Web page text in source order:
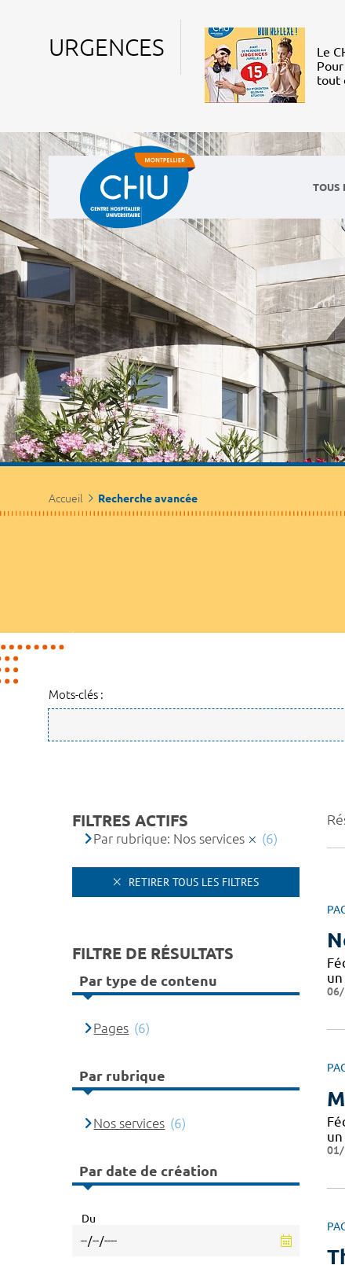
URGENCES
Le
tout
TOUS
Accueil Recherche avancée
Mots-clés :
FILTRES ACTIFS
Par rubrique: Nos services (6)
RETIRER TOUS LES FILTRES
FILTRE DE RÉSULTATS
Par type de contenu
Pages (6)
Par rubrique
Nos services (6)
Par date de création
Du